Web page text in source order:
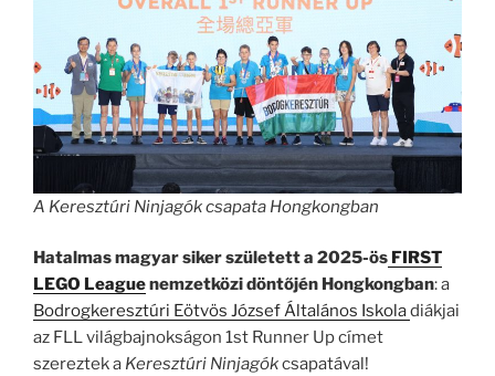
A Keresztúri Ninjagók csapata Hongkongban
Hatalmas magyar siker született a 2025-ös FIRST
LEGO Leaguenemzetközi döntőjén Hongkongban: a
Bodrogkeresztúri Eötvös József Általános Iskoladiákjai
az FLL világbajnokságon 1st Runner Up címet
szereztek a Keresztúri Ninjagókcsapatával!